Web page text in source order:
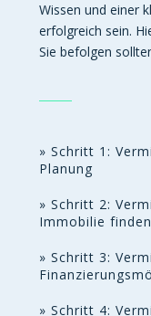
Wissen und einer
erfolgreich sein.
Sie befolgen
» Schritt 1:
Planung
» Schritt 2:
Immobilie finden
» Schritt 3:
» Schritt 4: